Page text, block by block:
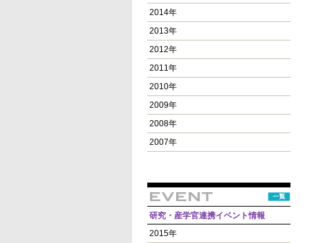
2014年
2013年
2012年
2011年
2010年
2009年
2008年
2007年
研究・産学官連携イベント情報
2015年